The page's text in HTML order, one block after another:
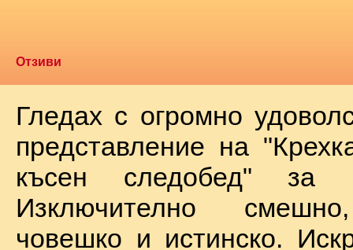
Отзиви
Гледах с огромно
представление на
късен следобед" за
Изключително
човешко и истинско.